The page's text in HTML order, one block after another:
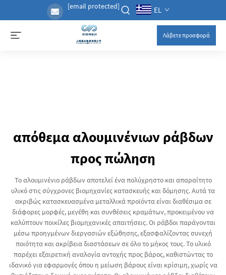
[email protected] EL
Λάβετε προσφορά
απόθεμα αλουμινένιων ράβδων
προς πώληση
Το αλουμινένιο ράβδων αποτελεί ένα πολύχρηστο και απαραίτητο
υλικό στις σύγχρονες βιομηχανίες κατασκευής και δόμησης. Αυτά τα
ακριβώς κατασκευασμένα μεταλλικά προϊόντα είναι διαθέσιμα σε
διάφορες μορφές, μεγέθη και συνθέσεις κραμάτων, προκειμένου να
καλύπτουν ποικίλες βιομηχανικές απαιτήσεις. Οι ράβδοι παράγονται
μέσω προηγμένων διεργασιών εξώθησης, εξασφαλίζοντας συνεχή
ποιότητα και ακρίβεια διαστάσεων σε όλο το μήκος τους. Το υλικό
παρέχει εξαιρετική αναλογία αντοχής προς βάρος, καθιστώντας το
ιδανικό για εφαρμογές όπου η μείωση βάρους είναι κρίσιμη, χωρίς να